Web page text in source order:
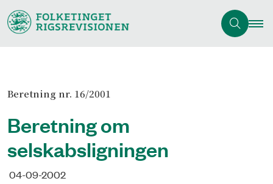
Beretning nr. 16/2001
Beretning om
selskabsligningen
04-09-2002